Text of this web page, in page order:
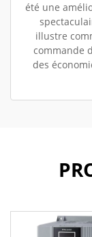
été une
illustre
commande
des